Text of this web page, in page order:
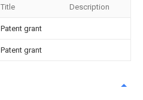
Title Description
Patent grant
Patent grant